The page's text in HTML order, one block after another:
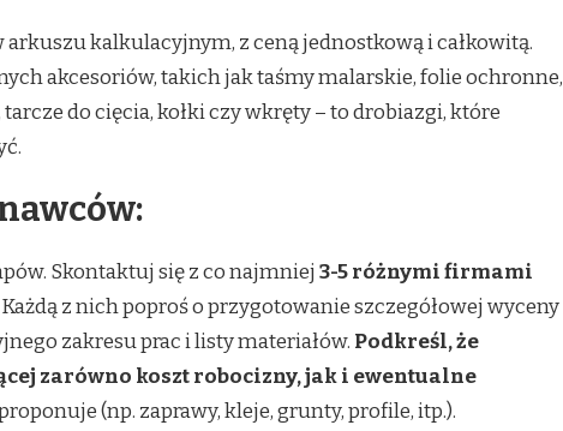
kalkulacyjnym, z ceną jednostkową i całkowitą.
akcesoriów, takich jak taśmy malarskie, folie ochronne,
do cięcia, kołki czy wkręty – to drobiazgi, które
Skontaktuj się z co najmniej 3-5 różnymi firmami
Każdą z nich poproś o przygotowanie szczegółowej wyceny
zakresu prac i listy materiałów. Podkreśl, że
zarówno koszt robocizny, jak i ewentualne
(np. zaprawy, kleje, grunty, profile, itp.).